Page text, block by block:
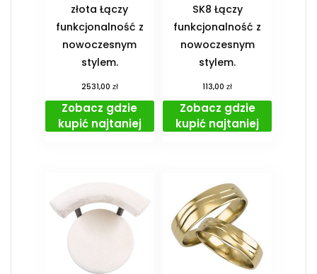
złota Łączy
funkcjonalność z
nowoczesnym
stylem.
2531,00 zł
Zobacz gdzie
kupić najtaniej
SK8 Łączy
funkcjonalność z
nowoczesnym
stylem.
113,00zł
Zobacz gdzie
kupić najtaniej